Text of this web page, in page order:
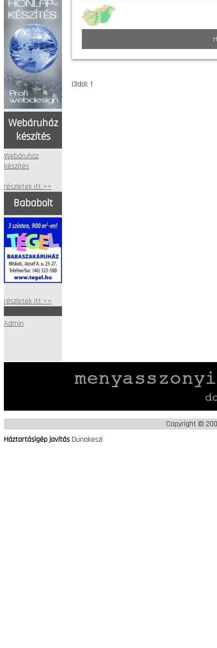
Webáruház
készítés
Webáruház
készítés
részletek itt >>
Bababolt
részletek itt >>
Admin
Oldal: 1
Copyright ©
Háztartásigép javítás Dunakeszi